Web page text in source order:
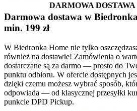
DARMOWA DOSTAWA
Darmowa dostawa w
min. 199 zł
W Biedronka Home nie tylko
również na dostawie! Zamówienia o
dostarczane są za darmo — prosto do
punktu odbioru. W ofercie dostępnych
dzięki czemu możesz wybrać sposób,
odpowiada — od klasycznej przesyłki
punkcie DPD Pickup.